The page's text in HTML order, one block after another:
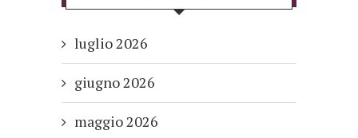
luglio 2026
giugno 2026
maggio 2026